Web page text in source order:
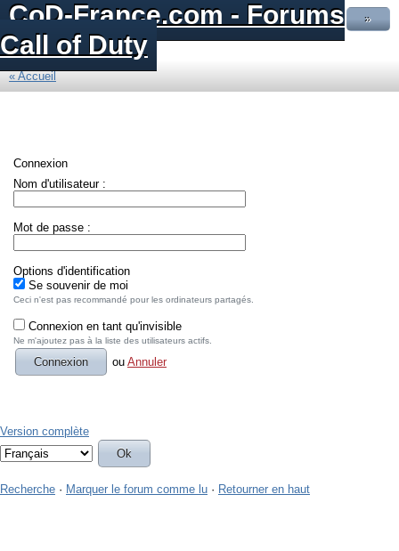
CoD-France.com - Forums
Call of Duty
»
« Accueil
Connexion
Nom d'utilisateur :
Mot de passe :
Options d'identification
Se souvenir de moi
Ceci n'est pas recommandé pour les ordinateurs partagés.
Connexion en tant qu'invisible
Ne m'ajoutez pas à la liste des utilisateurs actifs.
ou Annuler
Version complète
Recherche · Marquer le forum comme lu · Retourner en haut